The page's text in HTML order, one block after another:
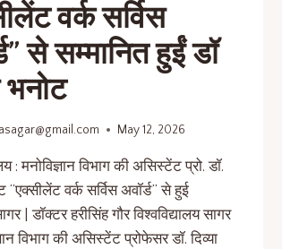
वर्क सर्विस
से सम्मानित हुईं डॉ
भनोट
May 12, 2026
: मनोविज्ञान विभाग की असिस्टेंट प्रो. डॉ.
“एक्सीलेंट वर्क सर्विस अवॉर्ड” से हुई
| डॉक्टर हरीसिंह गौर विश्वविद्यालय सागर
विभाग की असिस्टेंट प्रोफेसर डॉ. दिव्या